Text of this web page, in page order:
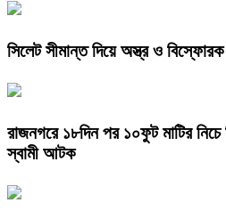
সিলেট সীমান্ত দিয়ে অস্ত্র ও
রাজনগরে ১৮দিন পর ১০ফুট মাটির
স্বামী আটক